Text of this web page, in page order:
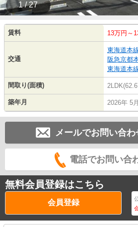
1 / 27
賃料 13万円～
交通
東海道本
阪急京都
東海道本
間取り(面積)
築年月 2026年 5
メールでお問い合
電話でお問い合
無料会員登録はこちら
会員登録